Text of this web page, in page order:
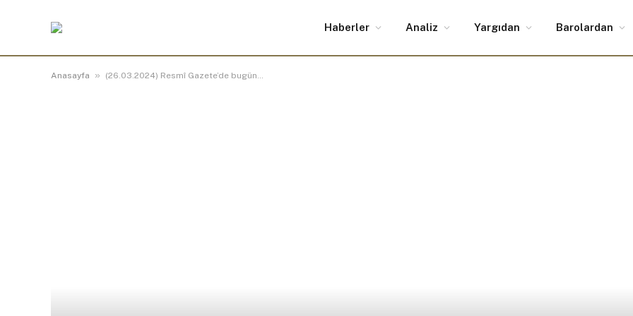
Haberler Analiz Yargıdan Barolardan
Anasayfa » (26.03.2024) Resmî Gazete’de bugün…